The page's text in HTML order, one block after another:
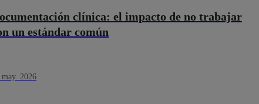
clínica: el impacto de no trabajar
un estándar común
may. 2026